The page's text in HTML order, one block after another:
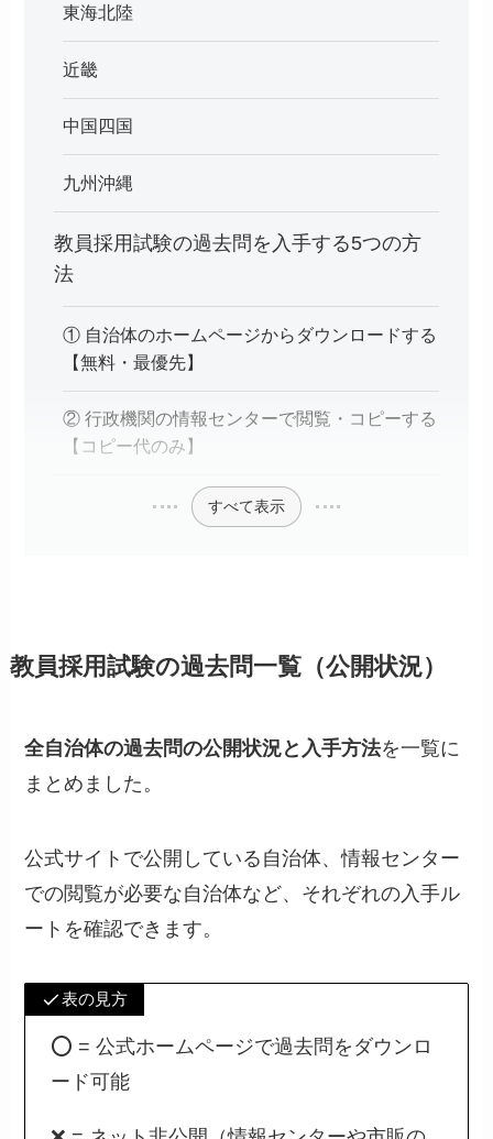
東海北陸
近畿
中国四国
九州沖縄
教員採用試験の過去問を入手する5つの方
法
① 自治体のホームページからダウンロードする
【無料・最優先】
② 行政機関の情報センターで閲覧・コピーする
【コピー代のみ】
すべて表示
教員採用試験の過去問一覧（公開状況）
全自治体の過去問の公開状況と入手方法を一覧に
まとめました。
公式サイトで公開している自治体、情報センター
での閲覧が必要な自治体など、それぞれの入手ル
ートを確認できます。
表の見方
⭕️ = 公式ホームページで過去問をダウンロ
ード可能